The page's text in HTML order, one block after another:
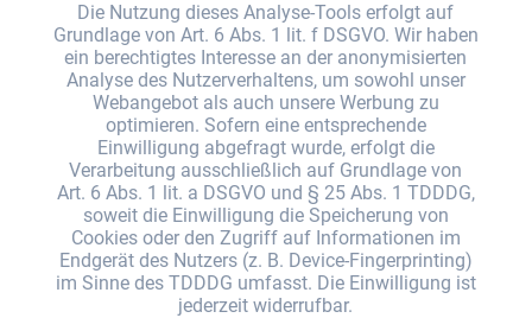
Die Nutzung dieses Analyse-Tools erfolgt auf
Grundlage von Art. 6 Abs. 1 lit. f DSGVO. Wir haben
ein berechtigtes Interesse an der anonymisierten
Analyse des Nutzerverhaltens, um sowohl unser
Webangebot als auch unsere Werbung zu
optimieren. Sofern eine entsprechende
Einwilligung abgefragt wurde, erfolgt die
Verarbeitung ausschließlich auf Grundlage von
Art. 6 Abs. 1 lit. a DSGVO und § 25 Abs. 1 TDDDG,
soweit die Einwilligung die Speicherung von
Cookies oder den Zugriff auf Informationen im
Endgerät des Nutzers (z. B. Device-Fingerprinting)
im Sinne des TDDDG umfasst. Die Einwilligung ist
jederzeit widerrufbar.